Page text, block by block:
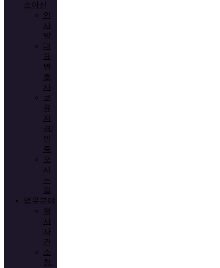
소아신
인
사
말
대
표
변
호
사
보
유
자
격/
인
증
오
시
는
길
업무분야
형
사
사
건
소
청.